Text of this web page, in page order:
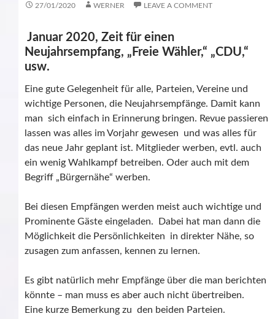
27/01/2020 WERNER LEAVE A COMMENT
Januar 2020, Zeit für einen
Neujahrsempfang, „Freie Wähler,“ „CDU,“
usw.
Eine gute Gelegenheit für alle, Parteien, Vereine und
wichtige Personen, die Neujahrsempfänge. Damit kann
man sich einfach in Erinnerung bringen. Revue passieren
lassen was alles im Vorjahr gewesen und was alles für
das neue Jahr geplant ist. Mitglieder werben, evtl. auch
ein wenig Wahlkampf betreiben. Oder auch mit dem
Begriff „Bürgernähe“ werben.
Bei diesen Empfängen werden meist auch wichtige und
Prominente Gäste eingeladen. Dabei hat man dann die
Möglichkeit die Persönlichkeiten in direkter Nähe, so
zusagen zum anfassen, kennen zu lernen.
Es gibt natürlich mehr Empfänge über die man berichten
könnte – man muss es aber auch nicht übertreiben.
Eine kurze Bemerkung zu den beiden Parteien.